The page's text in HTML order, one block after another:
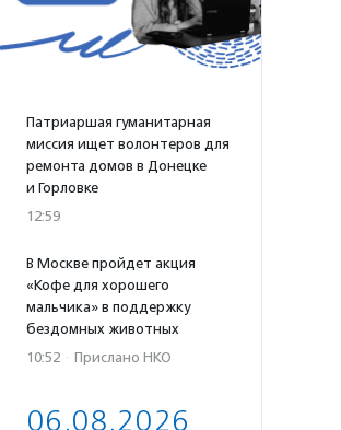
Патриаршая гуманитарная
миссия ищет волонтеров для
ремонта домов в Донецке
и Горловке
12:59
В Москве пройдет акция
«Кофе для хорошего
мальчика» в поддержку
бездомных животных
10:52 · Прислано НКО
06.08.2026